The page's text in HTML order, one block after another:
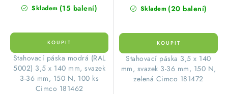
Skladem (15 balení)
Stahovací páska modrá (RAL
5002) 3,5 x 140 mm, svazek
3-36 mm, 150 N, 100 ks
Cimco 181462
Skladem (20 balení)
Stahovací páska 3,5 x 140
mm, svazek 3-36 mm, 150 N,
zelená Cimco 181472